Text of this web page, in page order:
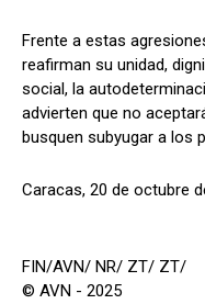
Frente a estas
reafirman su unidad,
social, la
advierten que no
busquen subyugar a los
Caracas, 20 de octubre
FIN/AVN/ NR/ ZT/ ZT/
© AVN - 2025